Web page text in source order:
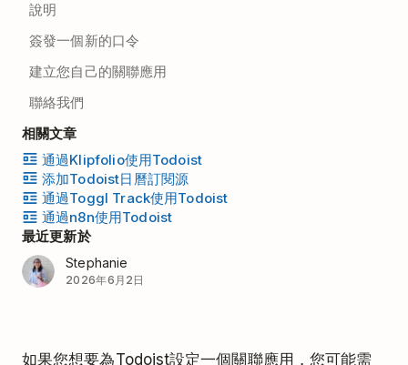
說明
簽發一個新的口令
建立您自己的關聯應用
聯絡我們
相關文章
通過Klipfolio使用Todoist
添加Todoist日曆訂閱源
通過Toggl Track使用Todoist
通過n8n使用Todoist
最近更新於
Stephanie
2026年6月2日
如果您想要為Todoist設定一個關聯應用，您可能需